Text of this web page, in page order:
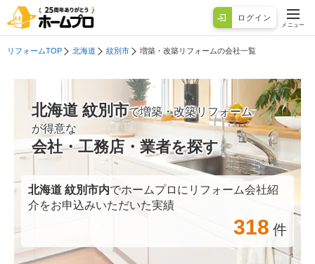
ログイン
メニュー
リフォームTOP 北海道 紋別市 増築・改築リフォームの会社一覧
北海道 紋別市で増築・改築リフォーム
が得意な
会社・工務店・業者を探す
北海道 紋別市内でホームプロにリフォーム会社紹
介をお申込みいただいた実績
318 件